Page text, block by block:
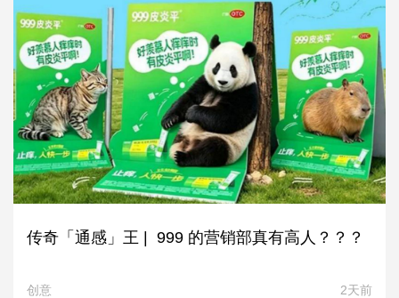
传奇「通感」王 | 999 的营销部真有高人？？？
创意 2天前